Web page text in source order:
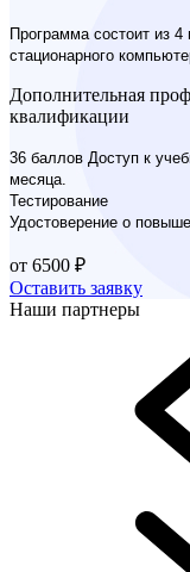
Программа состоит из
стационарного
Дополнительная
квалификации
36 баллов Доступ к
месяца.
Тестирование
Удостоверение о
от 6500 ₽
Оставить заявку
Наши партнеры